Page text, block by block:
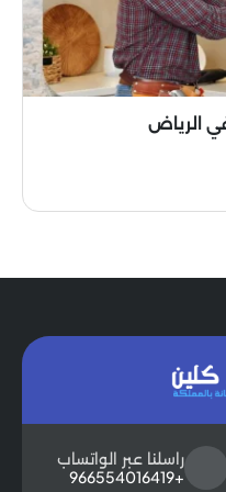
الرياض
راسلنا عبر الواتساب
+966554016419